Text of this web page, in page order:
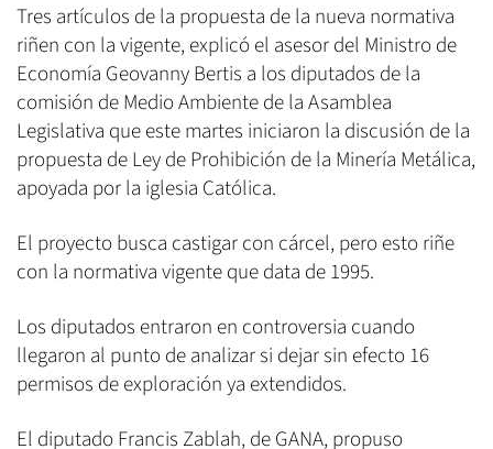
Tres artículos de la propuesta de la nueva normativa
riñen con la vigente, explicó el asesor del Ministro de
Economía Geovanny Bertis a los diputados de la
comisión de Medio Ambiente de la Asamblea
Legislativa que este martes iniciaron la discusión de la
propuesta de Ley de Prohibición de la Minería Metálica,
apoyada por la iglesia Católica.
El proyecto busca castigar con cárcel, pero esto riñe
con la normativa vigente que data de 1995.
Los diputados entraron en controversia cuando
llegaron al punto de analizar si dejar sin efecto 16
permisos de exploración ya extendidos.
El diputado Francis Zablah, de GANA, propuso